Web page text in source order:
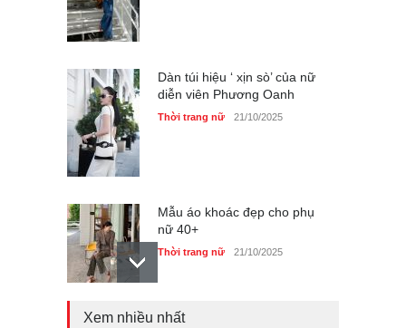
Dàn túi hiệu ‘ xịn sò’ của nữ
diễn viên Phương Oanh
Thời trang nữ 21/10/2025
Mẫu áo khoác đẹp cho phụ
nữ 40+
Thời trang nữ 21/10/2025
Chiếc áo dài cưới của Hoa
Xem nhiều nhất